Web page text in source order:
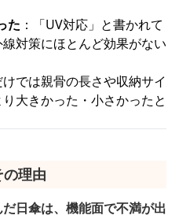
た ：「UV対応」と書かれて
対策にほとんど効果がない
けでは親骨の長さや収納サイ
大きかった・小さかったと
理由
日傘は、機能面で不満が出